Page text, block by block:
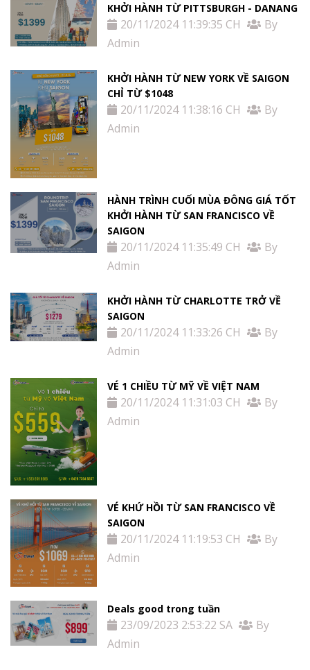
KHỞI HÀNH TỪ PITTSBURGH - DANANG
20/11/2024 11:39:35 CH
By
Admin
KHỞI HÀNH TỪ NEW YORK VỀ SAIGON
CHỈ TỪ $1048
20/11/2024 11:38:16 CH
By
Admin
HÀNH TRÌNH CUỐI MÙA ĐÔNG GIÁ TỐT
KHỞI HÀNH TỪ SAN FRANCISCO VỀ
SAIGON
20/11/2024 11:35:49 CH
By
Admin
KHỞI HÀNH TỪ CHARLOTTE TRỞ VỀ
SAIGON
20/11/2024 11:33:26 CH
By
Admin
VÉ 1 CHIỀU TỪ MỸ VỀ VIỆT NAM
20/11/2024 11:31:03 CH
By
Admin
VÉ KHỨ HỒI TỪ SAN FRANCISCO VỀ
SAIGON
20/11/2024 11:19:53 CH
By
Admin
Deals good trong tuần
23/09/2023 2:53:22 SA
By
Admin